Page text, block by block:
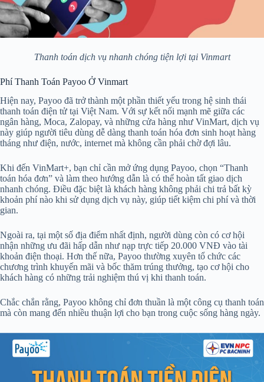
Thanh toán dịch vụ nhanh chóng tiện lợi tại Vinmart
Phí Thanh Toán Payoo Ở Vinmart
Hiện nay, Payoo đã trở thành một phần thiết yếu trong hệ sinh thái
thanh toán điện tử tại Việt Nam. Với sự kết nối mạnh mẽ giữa các
ngân hàng, Moca, Zalopay, và những cửa hàng như VinMart, dịch vụ
này giúp người tiêu dùng dễ dàng thanh toán hóa đơn sinh hoạt hàng
tháng như điện, nước, internet mà không cần phải chờ đợi lâu.
Khi đến VinMart+, bạn chỉ cần mở ứng dụng Payoo, chọn “Thanh
toán hóa đơn” và làm theo hướng dẫn là có thể hoàn tất giao dịch
nhanh chóng. Điều đặc biệt là khách hàng không phải chi trả bất kỳ
khoản phí nào khi sử dụng dịch vụ này, giúp tiết kiệm chi phí và thời
gian.
Ngoài ra, tại một số địa điểm nhất định, người dùng còn có cơ hội
nhận những ưu đãi hấp dẫn như nạp trực tiếp 20.000 VNĐ vào tài
khoản điện thoại. Hơn thế nữa, Payoo thường xuyên tổ chức các
chương trình khuyến mãi và bốc thăm trúng thưởng, tạo cơ hội cho
khách hàng có những trải nghiệm thú vị khi thanh toán.
Chắc chắn rằng, Payoo không chỉ đơn thuần là một công cụ thanh toán
mà còn mang đến nhiều thuận lợi cho bạn trong cuộc sống hàng ngày.